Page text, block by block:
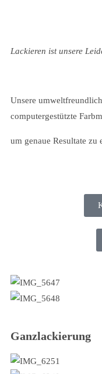
Lackieren ist unsere
Unsere
computergestützte
um genaue Resultate zu
Ganzlackierung